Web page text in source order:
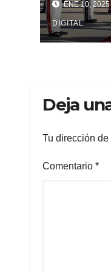
deENE 10, 2025
DIGITAL
Deja
Tu dirección
Comentario *